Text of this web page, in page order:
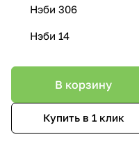
Нэби 306
Нэби 14
В корзину
Купить в 1 клик